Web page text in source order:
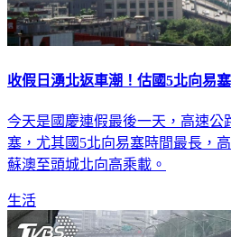
收假日湧北返車潮！估國5北向易
今天是國慶連假最後一天，高速公
塞，尤其國5北向易塞時間最長，
蘇澳至頭城北向高乘載。
生活